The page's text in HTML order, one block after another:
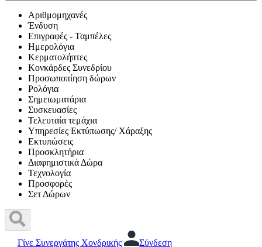
Αριθμομηχανές
Ένδυση
Επιγραφές - Ταμπέλες
Ημερολόγια
Κερματολήπτες
Κονκάρδες Συνεδρίου
Προσωποπίηση δώρων
Ρολόγια
Σημειωματάρια
Συσκευασίες
Τελευταία τεμάχια
Υπηρεσίες Εκτύπωσης/ Χάραξης
Εκτυπώσεις
Προσκλητήρια
Διαφημιστικά Δώρα
Τεχνολογία
Προσφορές
Σετ Δώρων
Γίνε Συνεργάτης Χονδρικής Σύνδεση